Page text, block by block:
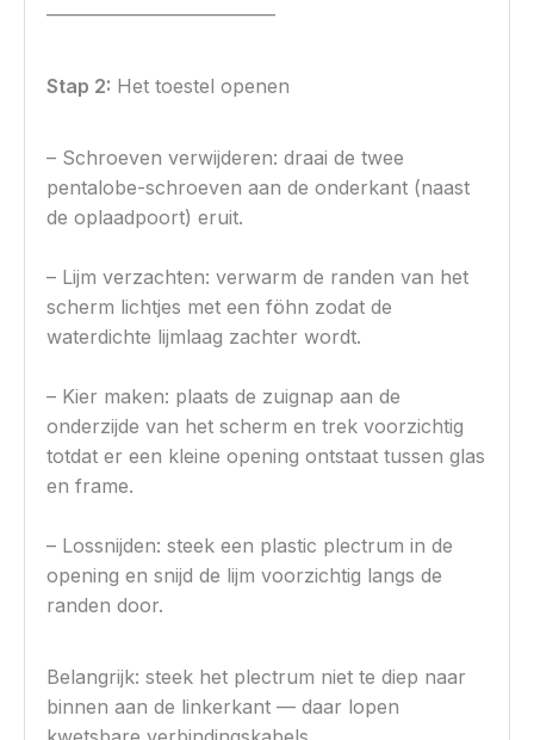
————————————
Stap 2: Het toestel openen
– Schroeven verwijderen: draai de twee
pentalobe-schroeven aan de onderkant (naast
de oplaadpoort) eruit.
– Lijm verzachten: verwarm de randen van het
scherm lichtjes met een föhn zodat de
waterdichte lijmlaag zachter wordt.
– Kier maken: plaats de zuignap aan de
onderzijde van het scherm en trek voorzichtig
totdat er een kleine opening ontstaat tussen glas
en frame.
– Lossnijden: steek een plastic plectrum in de
opening en snijd de lijm voorzichtig langs de
randen door.
Belangrijk: steek het plectrum niet te diep naar
binnen aan de linkerkant — daar lopen